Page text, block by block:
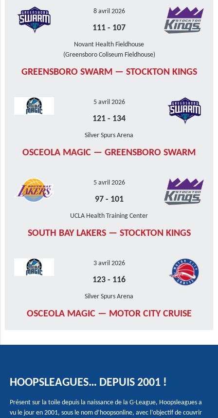
8 avril 2026
111 - 107
Novant Health Fieldhouse
(Greensboro Coliseum Fieldhouse)
GREENSBORO SWARM — STOCKTON KINGS
5 avril 2026
121 - 134
Silver Spurs Arena
OSCEOLA MAGIC — GREENSBORO SWARM
5 avril 2026
97- 101
UCLA Health Training Center
SOUTH BAY LAKERS — STOCKTON KINGS
3 avril 2026
123 - 116
Silver Spurs Arena
OSCEOLA MAGIC — MOTOR CITY CRUISE
HOOPSLEAGUES… DEPUIS 2001 !
Présent sur la toile depuis la naissance de la G-League, Hoopsleagues a
vu le jour en 2001, sous le nom d’hoopsonline, avec l’objectif de couvrir